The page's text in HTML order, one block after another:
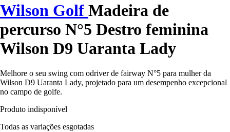
Wilson Golf Madeira de
percurso N°5 Destro feminina
Wilson D9 Uaranta Lady
Melhore o seu swing com odriver de fairway N°5 para mulher da
Wilson D9 Uaranta Lady, projetado para um desempenho excepcional
no campo de golfe.
Produto indisponível
Todas as variações esgotadas